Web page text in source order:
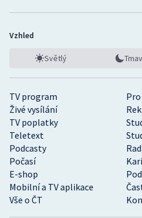
TV program
Živé vysílání
TV poplatky
Teletext
Podcasty
Počasí
E-shop
Mobilní a TV aplikace
Vše o ČT
Vzhled
Světlý